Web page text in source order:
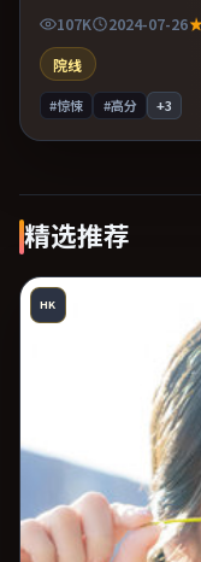
图。
107K 2024-07-26
院线
#惊悚 #高分 +3
精选推荐
HK